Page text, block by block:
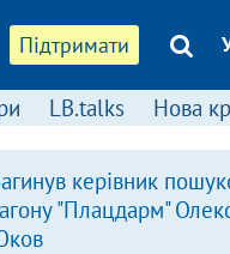
Підтримати
LB.talks Нова
керівник
"Плацдарм"